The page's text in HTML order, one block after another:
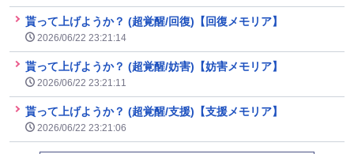
貰って上げようか？ (超覚醒/回復)【回復メモリア】
2026/06/22 23:21:14
貰って上げようか？ (超覚醒/妨害)【妨害メモリア】
2026/06/22 23:21:11
貰って上げようか？ (超覚醒/支援)【支援メモリア】
2026/06/22 23:21:06